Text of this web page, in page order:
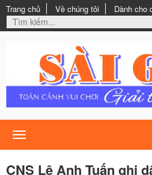
Trang chủ Về chúng tôi Dành cho
Toggle
navigation
CNS Lê Anh Tuấn ghi